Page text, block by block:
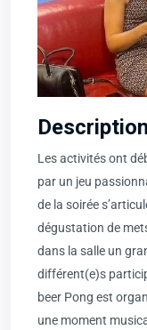
Les activités ont
par un jeu
de la soirée
dégustation de
dans la salle un
différent(e)s
beer Pong est
une moment